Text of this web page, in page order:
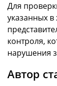
Для
указанных
контроля,
нарушения
Автор